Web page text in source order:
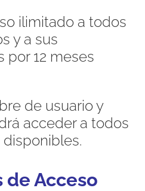
ilimitado a todos
y a sus
por 12 meses
de usuario y
acceder a todos
de Acceso